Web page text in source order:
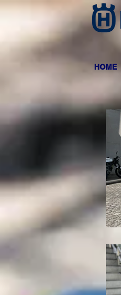
HOME